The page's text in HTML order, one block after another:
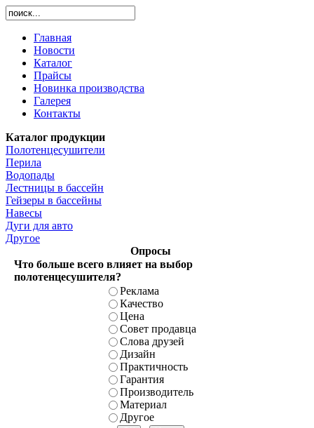
Главная
Новости
Каталог
Прайсы
Новинка производства
Галерея
Контакты
Каталог продукции
Полотенцесушители
Перила
Водопады
Лестницы в бассейн
Гейзеры в бассейны
Навесы
Дуги для авто
Другое
Опросы
Что больше всего влияет на выбор
полотенцесушителя?
Реклама
Качество
Цена
Совет продавца
Слова друзей
Дизайн
Практичность
Гарантия
Производитель
Материал
Другое